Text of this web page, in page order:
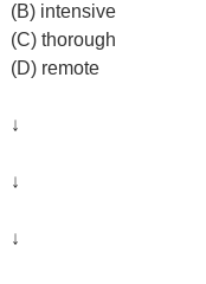
(B) intensive
(C) thorough
(D) remote
↓
↓
↓